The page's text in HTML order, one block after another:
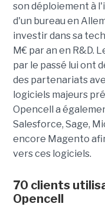
son déploiement à
d'un bureau en
investir dans sa
M€ par an en R&D.
par le passé lui ont
des partenariats
logiciels majeurs
Opencell a
Salesforce, Sage,
encore Magento
vers ces logiciels.
70 clients
Opencell